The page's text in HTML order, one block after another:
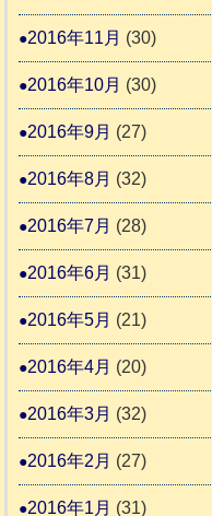
2016年11月 (30)
2016年10月 (30)
2016年9月 (27)
2016年8月 (32)
2016年7月 (28)
2016年6月 (31)
2016年5月 (21)
2016年4月 (20)
2016年3月 (32)
2016年2月 (27)
2016年1月 (31)